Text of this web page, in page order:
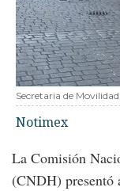
Secretaria de Movilidad
Notimex
La Comisión
(CNDH) presentó